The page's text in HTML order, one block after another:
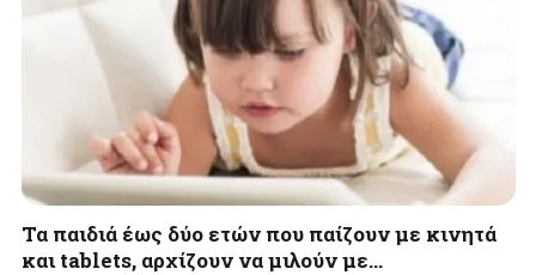
Τα παιδιά έως δύο ετών που παίζουν με κινητά
και tablets, αρχίζουν να μιλoύν με…